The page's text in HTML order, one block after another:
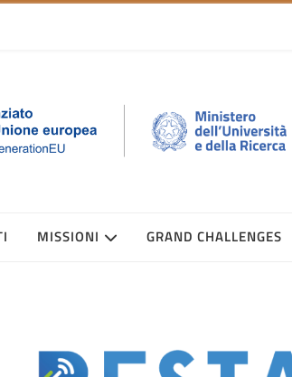
MISSIONI GRAND CHALLENGES